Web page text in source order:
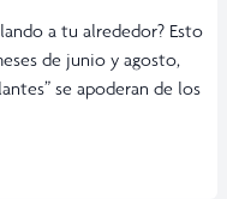
a tu alrededor? Esto
de junio y agosto,
se apoderan de los